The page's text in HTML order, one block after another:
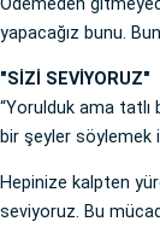
yapacağız bunu.
"SİZİ SEVİYORUZ"
“Yorulduk ama tatlı
bir şeyler söylemek
Hepinize kalpten
seviyoruz. Bu